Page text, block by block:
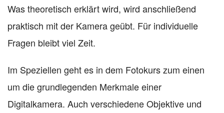
Was theoretisch erklärt wird, wird anschließend
praktisch mit der Kamera geübt. Für individuelle
Fragen bleibt viel Zeit.
Im Speziellen geht es in dem Fotokurs zum einen
um die grundlegenden Merkmale einer
Digitalkamera. Auch verschiedene Objektive und